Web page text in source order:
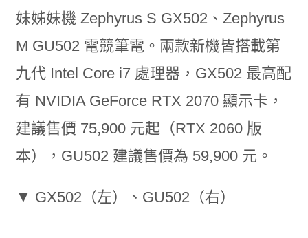
妹姊妹機 Zephyrus S GX502、Zephyrus
M GU502 電競筆電。兩款新機皆搭載第
九代 Intel Core i7 處理器，GX502 最高配
有 NVIDIA GeForce RTX 2070 顯示卡，
建議售價 75,900 元起（RTX 2060 版
本），GU502 建議售價為 59,900 元。
▼ GX502（左）、GU502（右）